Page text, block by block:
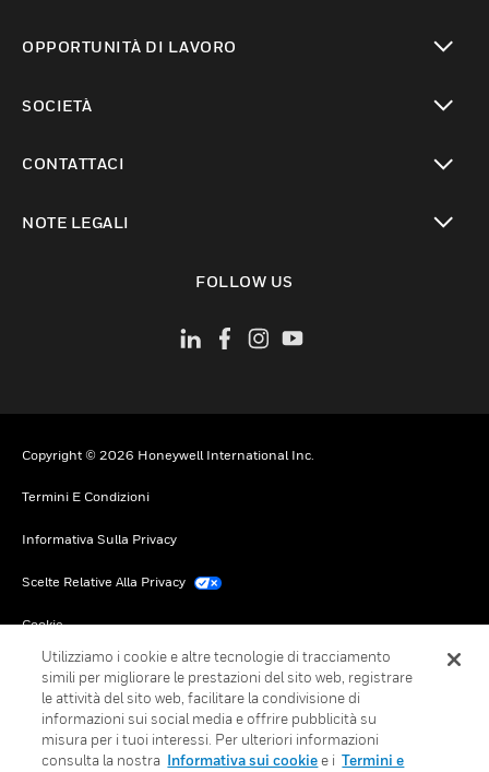
OPPORTUNITÀ DI LAVORO
SOCIETÀ
CONTATTACI
NOTE LEGALI
FOLLOW US
Copyright © 2026 Honeywell International Inc.
Termini E Condizioni
Informativa Sulla Privacy
Scelte Relative Alla Privacy
Cookie
Annulla Sottoscrizione Globale
Utilizziamo i cookie e altre tecnologie di tracciamento
simili per migliorare le prestazioni del sito web, registrare
le attività del sito web, facilitare la condivisione di
informazioni sui social media e offrire pubblicità su
misura per i tuoi interessi. Per ulteriori informazioni
consulta la nostra Informativa sui cookiee i Termini e